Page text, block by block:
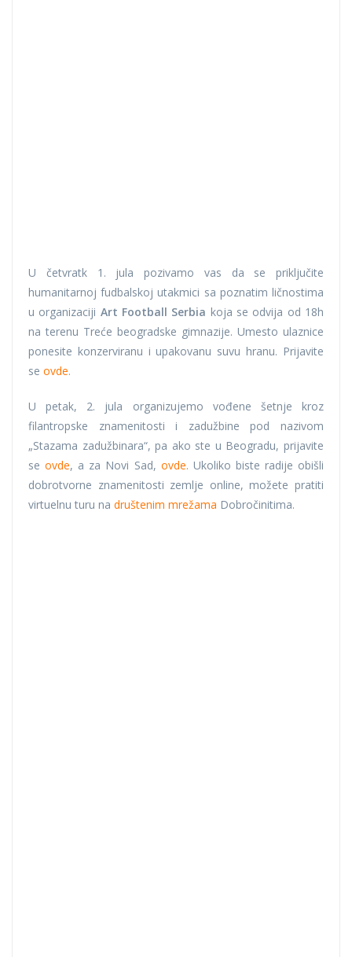
U četvratk 1. jula pozivamo vas da se priključite
humanitarnoj fudbalskoj utakmici sa poznatim ličnostima
u organizaciji Art Football Serbia koja se odvija od 18h
na terenu Treće beogradske gimnazije. Umesto ulaznice
ponesite konzerviranu i upakovanu suvu hranu. Prijavite
se ovde.
U petak, 2. jula organizujemo vođene šetnje kroz
filantropske znamenitosti i zadužbine pod nazivom
„Stazama zadužbinara“, pa ako ste u Beogradu, prijavite
seovde, a za Novi Sad, ovde. Ukoliko biste radije obišli
dobrotvorne znamenitosti zemlje online, možete pratiti
virtuelnu turu na društenim mrežama Dobročinitima.